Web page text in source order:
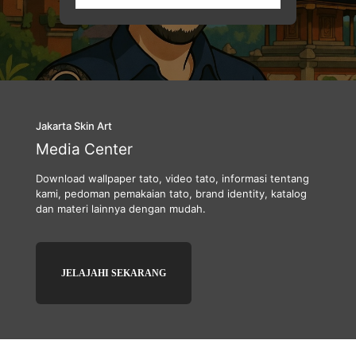
Jakarta Skin Art
Media Center
Download wallpaper tato, video tato, informasi tentang
kami, pedoman pemakaian tato, brand identity, katalog
dan materi lainnya dengan mudah.
JELAJAHI SEKARANG